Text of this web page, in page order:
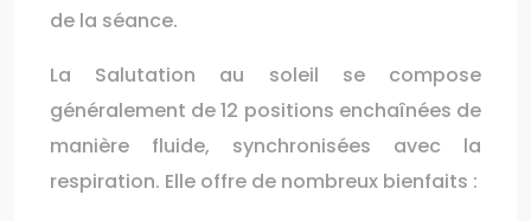
de la séance.
La Salutation au soleil se compose
généralement de 12 positions enchaînées de
manière fluide, synchronisées avec la
respiration. Elle offre de nombreux bienfaits :